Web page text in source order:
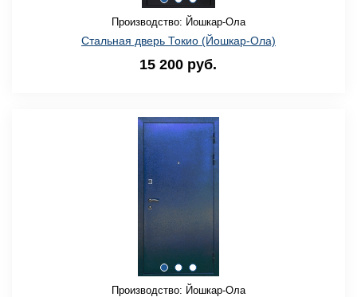
Производство: Йошкар-Ола
Стальная дверь Токио (Йошкар-Ола)
15 200 руб.
Производство: Йошкар-Ола